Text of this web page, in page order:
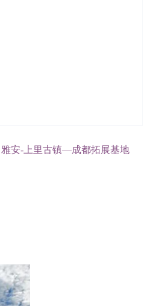
雅安-上里古镇—成都拓展基地